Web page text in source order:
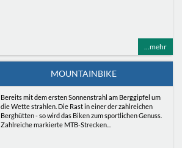
...mehr
MOUNTAINBIKE
Bereits mit dem ersten Sonnenstrahl am Berggipfel um
die Wette strahlen. Die Rast in einer der zahlreichen
Berghütten - so wird das Biken zum sportlichen Genuss.
Zahlreiche markierte MTB-Strecken...